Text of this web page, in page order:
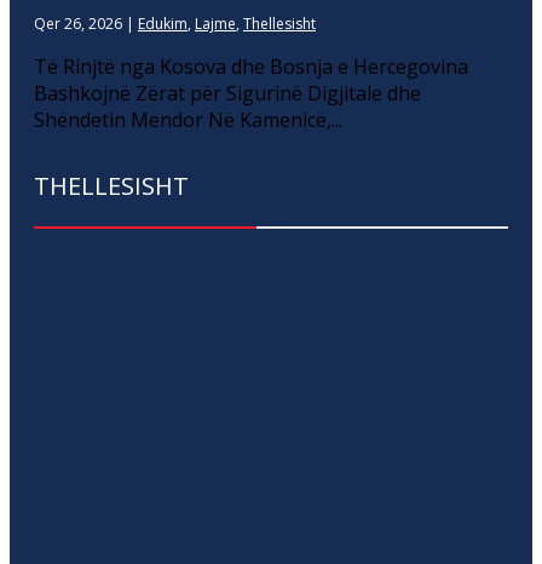
Qer 26, 2026 | Edukim, Lajme, Thellesisht
Të Rinjtë nga Kosova dhe Bosnja e Hercegovina
Bashkojnë Zërat për Sigurinë Digjitale dhe
Shëndetin Mendor Në Kamenicë,...
THELLESISHT